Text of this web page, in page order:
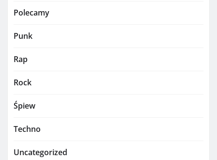
Polecamy
Punk
Rap
Rock
Śpiew
Techno
Uncategorized